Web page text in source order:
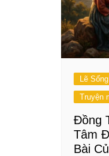
Lẽ
Truyện
Đồng
Tâm
Bài